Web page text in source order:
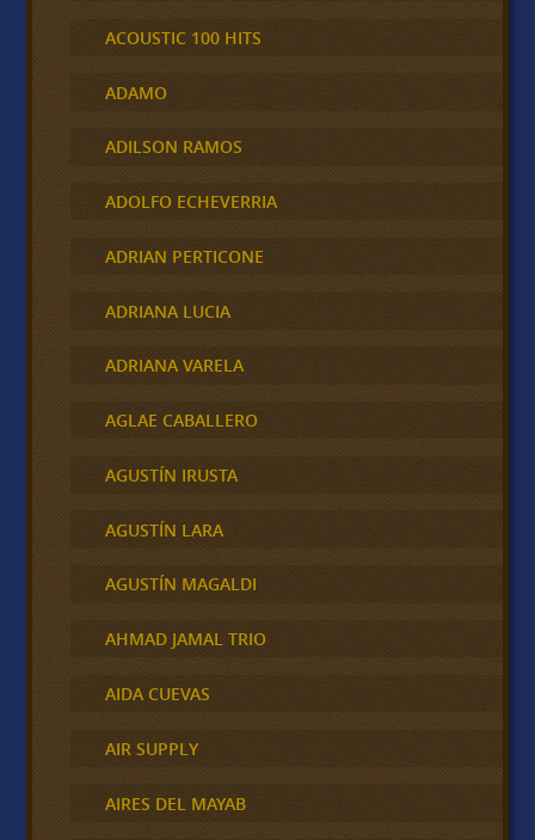
ACOUSTIC 100 HITS
ADAMO
ADILSON RAMOS
ADOLFO ECHEVERRIA
ADRIAN PERTICONE
ADRIANA LUCIA
ADRIANA VARELA
AGLAE CABALLERO
AGUSTÍN IRUSTA
AGUSTÍN LARA
AGUSTÍN MAGALDI
AHMAD JAMAL TRIO
AIDA CUEVAS
AIR SUPPLY
AIRES DEL MAYAB